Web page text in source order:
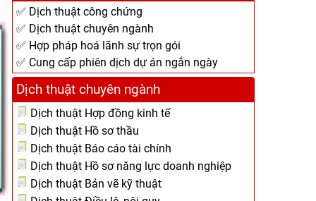
✅ Dịch thuật công chứng
✅ Dịch thuật chuyên ngành
✅ Hợp pháp hoá lãnh sự trọn gói
✅ Cung cấp phiên dịch dự án ngắn ngày
Dịch thuật chuyên ngành
Dịch thuật Hợp đồng kinh tế
Dịch thuật Hồ sơ thầu
Dịch thuật Báo cáo tài chính
Dịch thuật Hồ sơ năng lực doanh nghiệp
Dịch thuật Bản vẽ kỹ thuật